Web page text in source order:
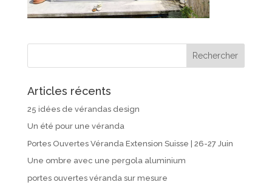
Articles récents
25 idées de vérandas design
Un été pour une véranda
Portes Ouvertes Véranda Extension Suisse | 26-27 Juin
Une ombre avec une pergola aluminium
portes ouvertes véranda sur mesure